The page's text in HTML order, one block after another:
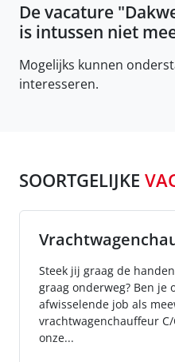
De vacature "
is intussen niet
Mogelijks kunnen
interesseren.
SOORTGELIJKE
Steek jij graag de
graag onderweg? Ben je
afwisselende job als
vrachtwagenchauffeur
onze...